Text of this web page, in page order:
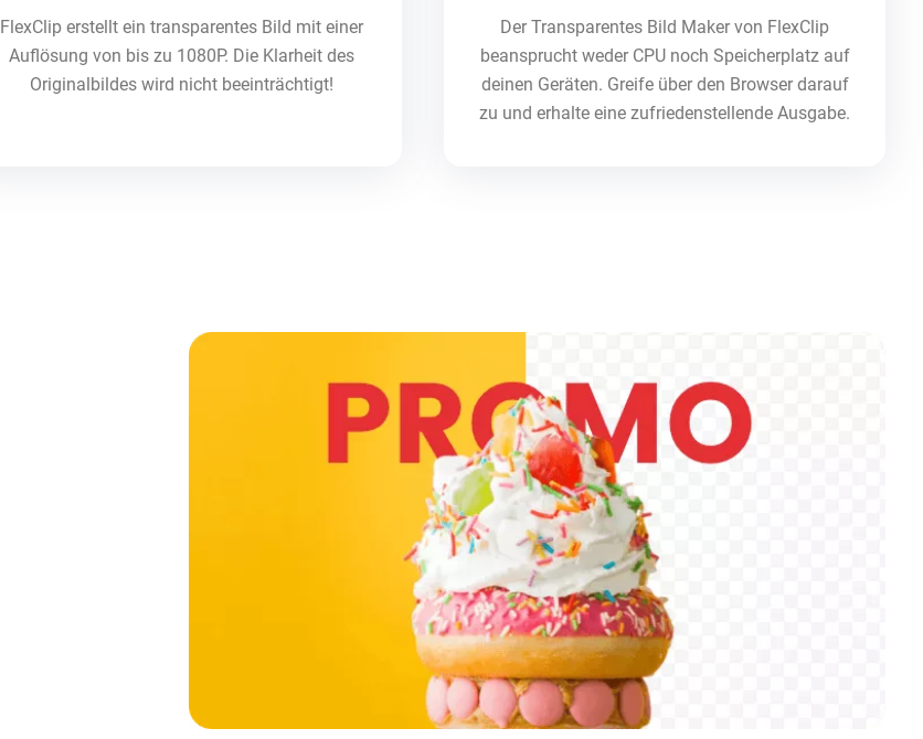
FlexClip erstellt ein transparentes Bild mit einer
Auflösung von bis zu 1080P. Die Klarheit des
Originalbildes wird nicht beeinträchtigt!
Der Transparentes Bild Maker von FlexClip
beansprucht weder CPU noch Speicherplatz auf
deinen Geräten. Greife über den Browser darauf
zu und erhalte eine zufriedenstellende Ausgabe.